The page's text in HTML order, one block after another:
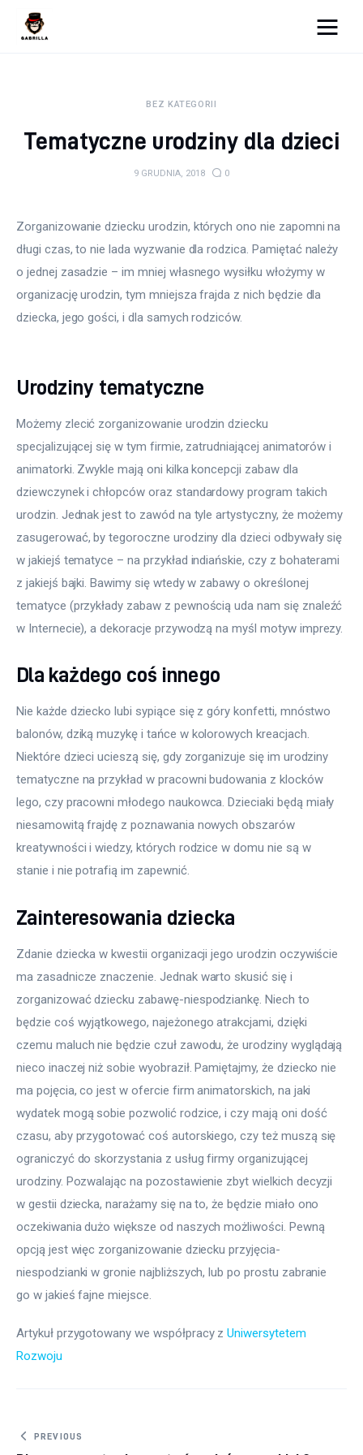
Kunchnia i kulinaria
Uroda
Więcej
BEZ KATEGORII
Tematyczne urodziny dla dzieci
9 GRUDNIA, 2018 0
Zorganizowanie dziecku urodzin, których ono nie zapomni na
długi czas, to nie lada wyzwanie dla rodzica. Pamiętać należy
o jednej zasadzie – im mniej własnego wysiłku włożymy w
organizację urodzin, tym mniejsza frajda z nich będzie dla
dziecka, jego gości, i dla samych rodziców.
Urodziny tematyczne
Możemy zlecić zorganizowanie urodzin dziecku
specjalizującej się w tym firmie, zatrudniającej animatorów i
animatorki. Zwykle mają oni kilka koncepcji zabaw dla
dziewczynek i chłopców oraz standardowy program takich
urodzin. Jednak jest to zawód na tyle artystyczny, że możemy
zasugerować, by tegoroczne urodziny dla dzieci odbywały się
w jakiejś tematyce – na przykład indiańskie, czy z bohaterami
z jakiejś bajki. Bawimy się wtedy w zabawy o określonej
tematyce (przykłady zabaw z pewnością uda nam się znaleźć
w Internecie), a dekoracje przywodzą na myśl motyw imprezy.
Dla każdego coś innego
Nie każde dziecko lubi sypiące się z góry konfetti, mnóstwo
balonów, dziką muzykę i tańce w kolorowych kreacjach.
Niektóre dzieci ucieszą się, gdy zorganizuje się im urodziny
tematyczne na przykład w pracowni budowania z klocków
lego, czy pracowni młodego naukowca. Dzieciaki będą miały
niesamowitą frajdę z poznawania nowych obszarów
kreatywności i wiedzy, których rodzice w domu nie są w
stanie i nie potrafią im zapewnić.
Zainteresowania dziecka
Zdanie dziecka w kwestii organizacji jego urodzin oczywiście
ma zasadnicze znaczenie. Jednak warto skusić się i
zorganizować dziecku zabawę-niespodziankę. Niech to
będzie coś wyjątkowego, najeżonego atrakcjami, dzięki
czemu maluch nie będzie czuł zawodu, że urodziny wyglądają
nieco inaczej niż sobie wyobraził. Pamiętajmy, że dziecko nie
ma pojęcia, co jest w ofercie firm animatorskich, na jaki
wydatek mogą sobie pozwolić rodzice, i czy mają oni dość
czasu, aby przygotować coś autorskiego, czy też muszą się
ograniczyć do skorzystania z usług firmy organizującej
urodziny. Pozwalając na pozostawienie zbyt wielkich decyzji
w gestii dziecka, narażamy się na to, że będzie miało ono
oczekiwania dużo większe od naszych możliwości. Pewną
opcją jest więc zorganizowanie dziecku przyjęcia-
niespodzianki w gronie najbliższych, lub po prostu zabranie
go w jakieś fajne miejsce.
Artykuł przygotowany we współpracy z Uniwersytetem
Rozwoju
Nawigacja wpisu
PREVIOUS